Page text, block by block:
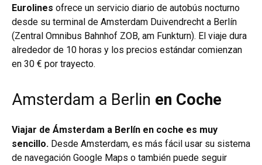
Eurolines ofrece un servicio diario de autobús nocturno
desde su terminal de Amsterdam Duivendrecht a Berlín
(Zentral Omnibus Bahnhof ZOB, am Funkturn). El viaje dura
alrededor de 10 horas y los precios estándar comienzan
en 30 € por trayecto.
Amsterdam a Berlin en Coche
Viajar de Ámsterdam a Berlín en coche es muy
sencillo. Desde Amsterdam, es más fácil usar su sistema
de navegación Google Maps o también puede seguir